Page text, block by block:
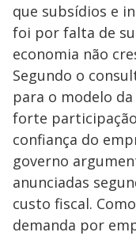
que subsídios e
foi por falta de
economia não
Segundo o
para o modelo
forte
confiança do
governo
anunciadas
custo fiscal.
demanda por